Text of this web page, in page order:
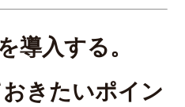
導入する。
きたいポイン